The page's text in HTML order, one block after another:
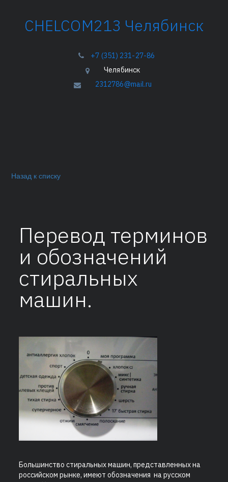
­­­CHELCOM213 Челябинск
+7 (351) 231-27-86
Челябинск
2312786@mail.ru
Назад к списку
Перевод терминов
и обозначений
стиральных
машин.
Большинство стиральных машин, представленных на
российском рынке, имеют обозначения на русском